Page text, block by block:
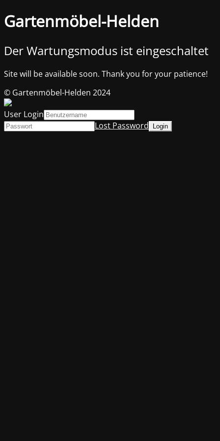
Gartenmöbel-Helden
Der Wartungsmodus ist eingeschaltet
Site will be available soon. Thank you for your patience!
© Gartenmöbel-Helden 2024
User Login
Lost Password